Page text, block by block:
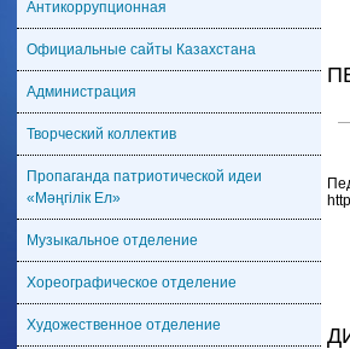
Антикоррупционная
Официальные сайты Казахстана
Администрация
Творческий коллектив
Пропаганда патриотической идеи
«Мәңгілік Ел»
Музыкальное отделение
Хореографическое отделение
Художественное отделение